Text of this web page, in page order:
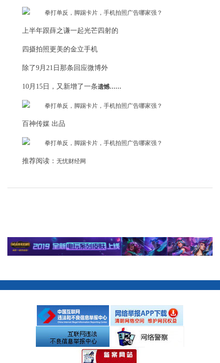
上半年跟薛之谦一起光芒四射的
四摄拍照更美的金立手机
除了9月21日那条回应微博外
10月15日，又新增了一条遗憾……
百神传媒 出品
推荐阅读： 无忧财经网